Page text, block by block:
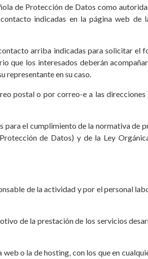
de Protección de Datos como
indicadas en la página web de
arriba indicadas para solicitar el
que los interesados deberán
representante en su caso.
postal o por correo-e a las
para el cumplimiento de la normativa de
de Datos) y de la Ley
de la actividad y por el personal
de la prestación de los servicios
o la de hosting, con los que en